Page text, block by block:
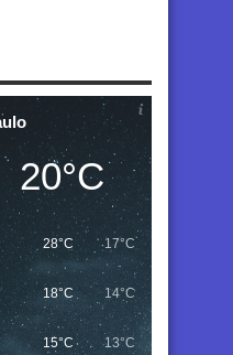
20°C
28°C 17°C
18°C 14°C
15°C 13°C